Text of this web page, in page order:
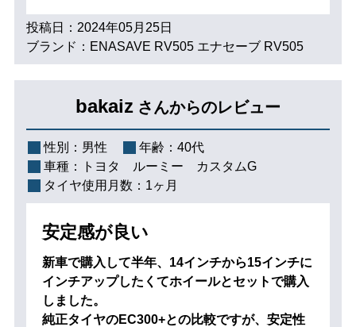
投稿日：2024年05月25日
ブランド：ENASAVE RV505 エナセーブ RV505
bakaiz さんからのレビュー
性別： 男性 年齢： 40代
車種：
トヨタ ルーミー カスタムG
タイヤ使用月数： 1ヶ月
安定感が良い
新車で購入して半年、14インチから15インチに
インチアップしたくてホイールとセットで購入
しました。
純正タイヤのEC300+との比較ですが、安定性